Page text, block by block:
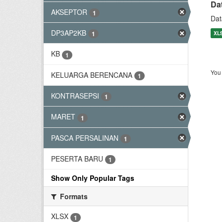
AKSEPTOR 1
DP3AP2KB 1
KB 1
KELUARGA BERENCANA 1
KONTRASEPSI 1
MARET 1
PASCA PERSALINAN 1
PESERTA BARU 1
Show Only Popular Tags
Formats
XLSX
1